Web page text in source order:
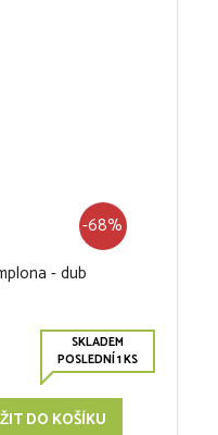
-68%
- dub
SKLADEM
POSLEDNÍ 1 KS
DO KOŠÍKU